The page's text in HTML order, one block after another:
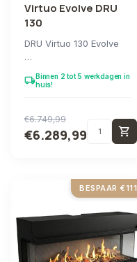
Virtuo Evolve DRU
130
DRU Virtuo 130 Evolve
haarden van Virtuo
local_shippingBinnen 2 tot 5 werkdagen in
huis!
€6.749,99
€6.289,99 shopping_cart
BESPAAR €111